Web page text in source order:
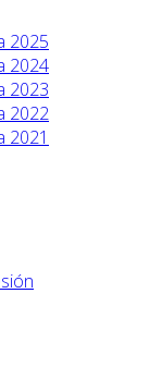
2025
2024
2023
2022
2021